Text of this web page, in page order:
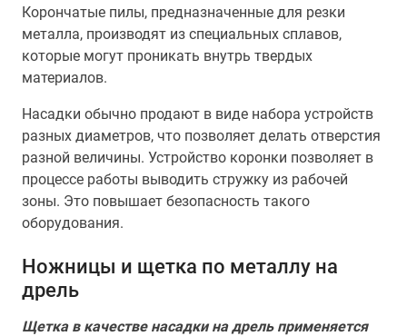
Корончатые пилы, предназначенные для резки
металла, производят из специальных сплавов,
которые могут проникать внутрь твердых
материалов.
Насадки обычно продают в виде набора устройств
разных диаметров, что позволяет делать отверстия
разной величины. Устройство коронки позволяет в
процессе работы выводить стружку из рабочей
зоны. Это повышает безопасность такого
оборудования.
Ножницы и щетка по металлу на
дрель
Щетка в качестве насадки на дрель применяется